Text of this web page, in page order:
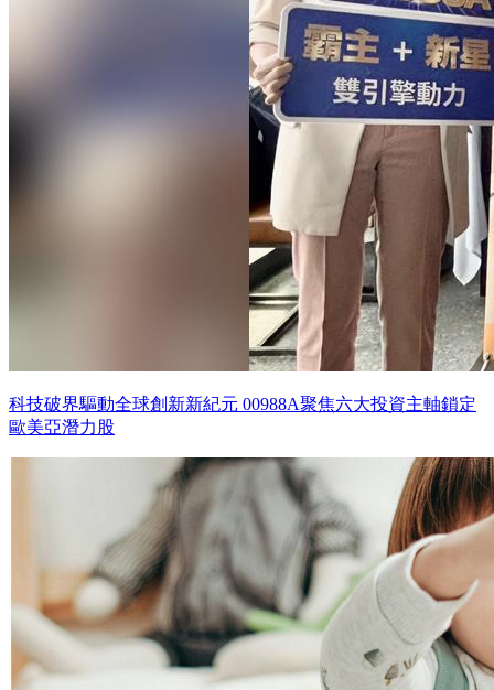
科技破界驅動全球創新新紀元 00988A聚焦六大投資主軸鎖定
歐美亞潛力股